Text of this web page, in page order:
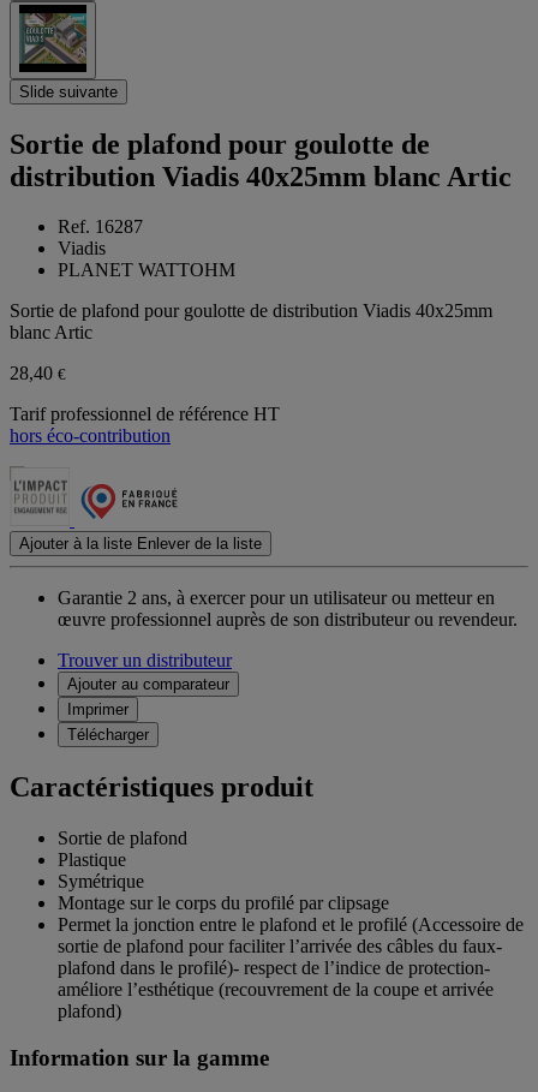
Slide suivante
Sortie de plafond pour goulotte de
distribution Viadis 40x25mm blanc Artic
Ref. 16287
Viadis
PLANET WATTOHM
Sortie de plafond pour goulotte de distribution Viadis 40x25mm
blanc Artic
28,40 €
Tarif professionnel de référence HT
hors éco-contribution
Ajouter à la liste Enlever de la liste
Garantie 2 ans, à exercer pour un utilisateur ou metteur en
œuvre professionnel auprès de son distributeur ou revendeur.
Trouver un distributeur
Ajouter au comparateur
Imprimer
Télécharger
Caractéristiques produit
Sortie de plafond
Plastique
Symétrique
Montage sur le corps du profilé par clipsage
Permet la jonction entre le plafond et le profilé (Accessoire de
sortie de plafond pour faciliter l’arrivée des câbles du faux-
plafond dans le profilé)- respect de l’indice de protection-
améliore l’esthétique (recouvrement de la coupe et arrivée
plafond)
Information sur la gamme